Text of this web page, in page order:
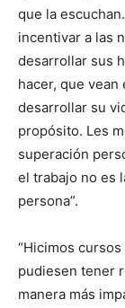
que la
incentivar a las
desarrollar sus
hacer, que
desarrollar su
propósito. Les
superación
el trabajo no es
persona”.
“Hicimos cursos
pudiesen tener
manera más